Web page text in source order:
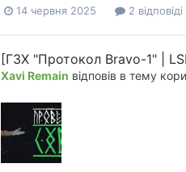
14 червня 2025 2 відповіді
[ГЗХ "Протокол Bravo-1" |
Xavi Remain відповів в тему